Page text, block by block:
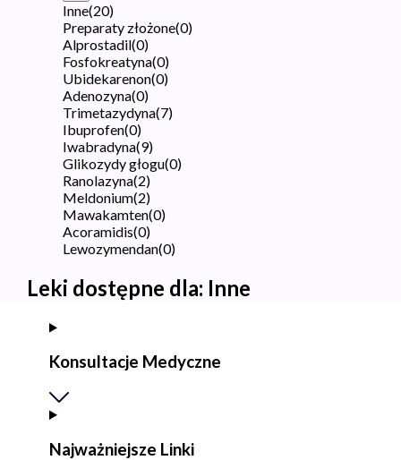
Inne(20)
Preparaty złożone(0)
Alprostadil(0)
Fosfokreatyna(0)
Ubidekarenon(0)
Adenozyna(0)
Trimetazydyna(7)
Ibuprofen(0)
Iwabradyna(9)
Glikozydy głogu(0)
Ranolazyna(2)
Meldonium(2)
Mawakamten(0)
Acoramidis(0)
Lewozymendan(0)
Leki dostępne dla: Inne
Konsultacje Medyczne
Najważniejsze Linki